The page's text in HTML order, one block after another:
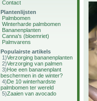
Contact
Plantenlijsten
Palmbomen
Winterharde palmbomen
Bananenplanten
Canna's (bloemriet)
Palmvarens
Populairste artikels
1)Verzorging bananenplanten
2)Verzorging van palmen
3)Hoe een bananenplant
beschermen in de winter?
4)De 10 winterhardste
palmbomen ter wereld
5)Zaaien van avocado